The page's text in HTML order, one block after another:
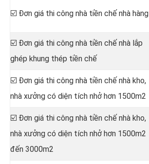
☑️ Đơn giá thi công nhà tiền chế nhà hàng
☑️ Đơn giá thi công nhà tiền chế nhà lắp
ghép khung thép tiền chế
☑️ Đơn giá thi công nhà tiền chế nhà kho,
nhà xưởng có diện tích nhở hơn 1500m2
☑️ Đơn giá thi công nhà tiền chế nhà kho,
nhà xưởng có diện tích nhở hơn 1500m2
đến 3000m2